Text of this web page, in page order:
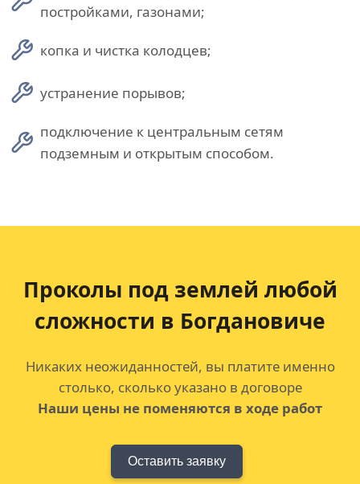
постройками, газонами;
копка и чистка колодцев;
устранение порывов;
подключение к центральным сетям
подземным и открытым способом.
Проколы под землей любой
сложности в Богдановиче
Никаких неожиданностей, вы платите именно
столько, сколько указано в договоре
Наши цены не поменяются в ходе работ
Оставить заявку